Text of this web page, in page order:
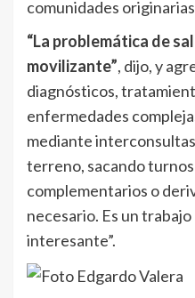
comunidades
“La problemática de
movilizante”, dijo, y
diagnósticos,
enfermedades
mediante
terreno, sacando
complementarios o
necesario. Es un
interesante”.